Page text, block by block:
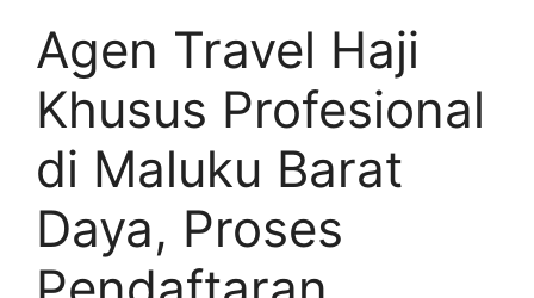
Agen Travel Haji
Khusus Profesional
di Maluku Barat
Daya, Proses